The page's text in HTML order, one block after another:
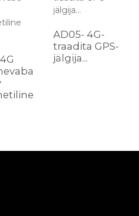
AD05- 4G-
traadita GPS-
jälgija...